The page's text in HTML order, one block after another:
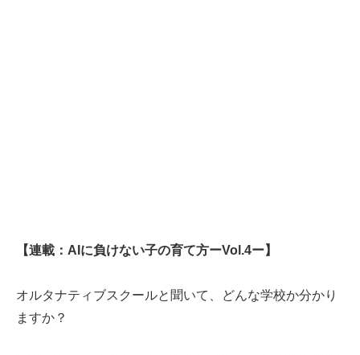
【連載：AIに負けない子の育て方ーVol.4ー】
オルタナティブスクールと聞いて、どんな学校か分かり
ますか？